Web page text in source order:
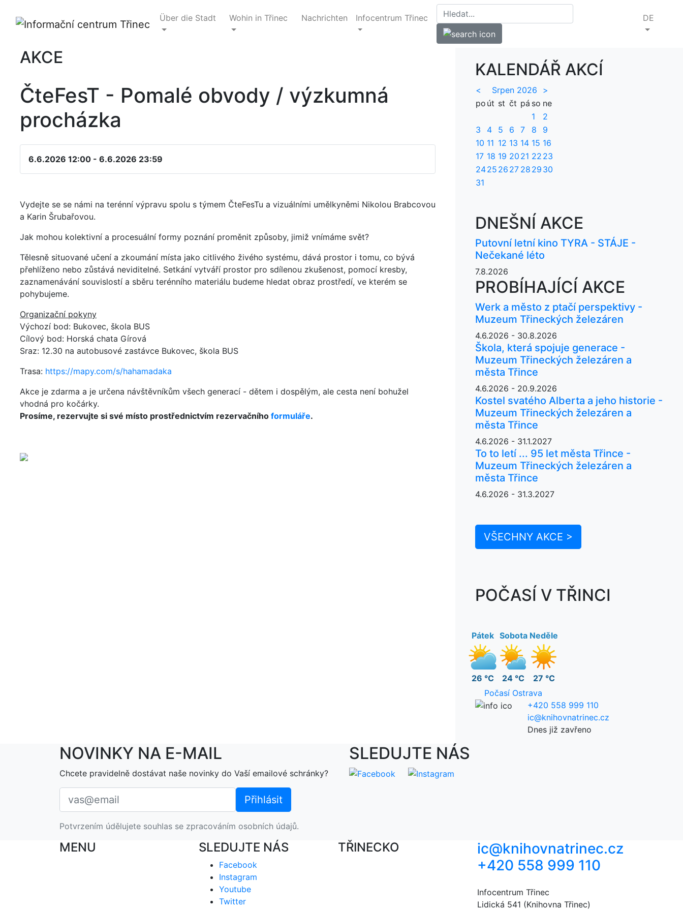
Über die Stadt Wohin in Třinec Nachrichten Infocentrum Třinec DE
AKCE
ČteFesT - Pomalé obvody / výzkumná
procházka
6.6.2026 12:00 - 6.6.2026 23:59
Vydejte se se námi na terénní výpravu spolu s týmem ČteFesTu a vizuálními umělkyněmi Nikolou Brabcovou
a Karin Šrubařovou.
Jak mohou kolektivní a procesuální formy poznání proměnit způsoby, jimiž vnímáme svět?
Tělesně situované učení a zkoumání místa jako citlivého živého systému, dává prostor i tomu, co bývá
přehlíženo nebo zůstává neviditelné. Setkání vytváří prostor pro sdílenou zkušenost, pomocí kresby,
zaznamenávání souvislostí a sběru terénního materiálu budeme hledat obraz prostředí, ve kterém se
pohybujeme.
Organizační pokyny
Výchozí bod: Bukovec, škola BUS
Cílový bod: Horská chata Gírová
Sraz: 12.30 na autobusové zastávce Bukovec, škola BUS
Trasa: https://mapy.com/s/hahamadaka
Akce je zdarma a je určena návštěvníkům všech generací - dětem i dospělým, ale cesta není bohužel
vhodná pro kočárky.
Prosíme, rezervujte si své místo prostřednictvím rezervačního formuláře.
KALENDÁŘ AKCÍ
< Srpen 2026
>
po út st čt pá so ne
1
2
3
4 5 6 7 8
9
10 11 12 13 14 15 16
17 18 19 20 21 22 23
2425 26 27 28 29 30
31
DNEŠNÍ AKCE
Putovní letní kino TYRA - STÁJE -
Nečekané léto
7.8.2026
PROBÍHAJÍCÍ AKCE
Werk a město z ptačí perspektivy -
Muzeum Třineckých železáren
4.6.2026 - 30.8.2026
Škola, která spojuje generace -
Muzeum Třineckých železáren a
města Třince
4.6.2026 - 20.9.2026
Kostel svatého Alberta a jeho historie -
Muzeum Třineckých železáren a
města Třince
4.6.2026 - 31.1.2027
To to letí ... 95 let města Třince -
Muzeum Třineckých železáren a
města Třince
4.6.2026 - 31.3.2027
VŠECHNY AKCE >
POČASÍ V TŘINCI
Pátek
26 °C
Sobota
24 °C
Neděle
27 °C
Počasí Ostrava
+420 558 999 110
ic@knihovnatrinec.cz
Dnes již zavřeno
NOVINKY NA E-MAIL
Chcete pravidelně dostávat naše novinky do Vaší emailové schránky?
Potvrzením údělujete souhlas se zpracováním osobních údajů.
SLEDUJTE NÁS
MENU SLEDUJTE NÁS
Facebook
Instagram
Youtube
Twitter
TŘINECKO
ic@knihovnatrinec.cz
+420 558 999 110
Infocentrum Třinec
Lidická 541 (Knihovna Třinec)